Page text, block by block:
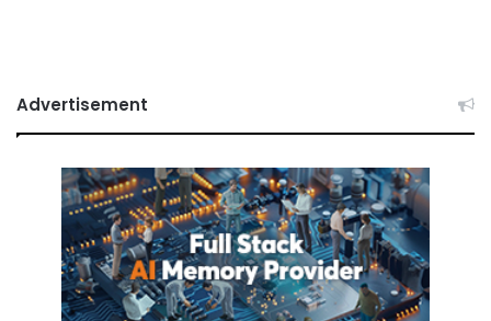
Advertisement